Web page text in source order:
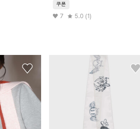
쿠폰
7 5.0 (1)